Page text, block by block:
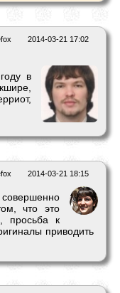
2014-03-21 17:02
в
2014-03-21 18:15
что это
просьба к
приводить